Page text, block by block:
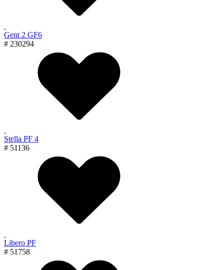
Gent 2 GF6
# 230294
Stella PF 4
# 51136
Libero PF
# 51758